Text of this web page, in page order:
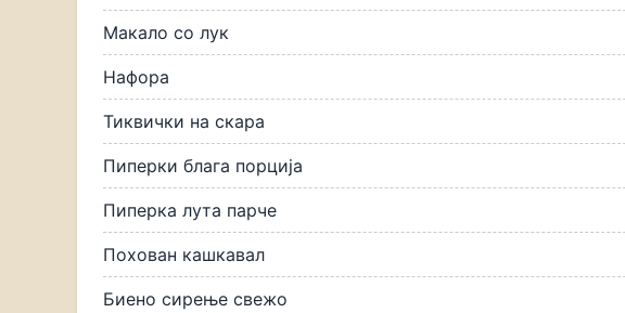
Макало со лук
Нафора
Тиквички на скара
Пиперки блага порција
Пиперка лута парче
Похован кашкавал
Биено сирење свежо